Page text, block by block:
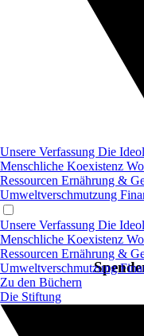
Unsere Verfassung Die
Menschliche Koexistenz
Ressourcen Ernährung &
Umweltverschmutzung
Unsere Verfassung Die
Menschliche Koexistenz
Ressourcen Ernährung &
Umweltverschmutzung
Zu den Büchern
Die Stiftung